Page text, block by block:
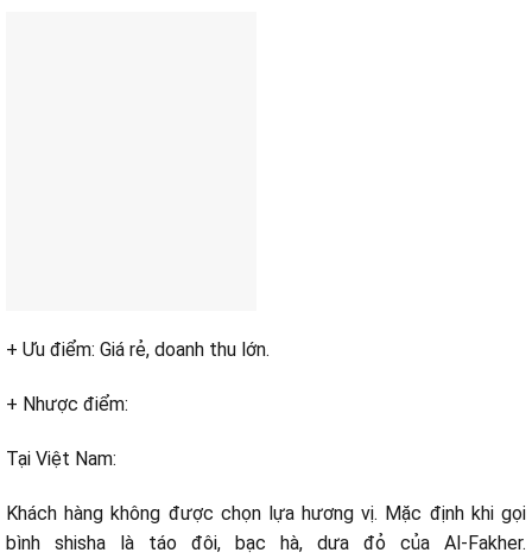
+ Ưu điểm: Giá rẻ, doanh thu lớn.
+ Nhược điểm:
Tại Việt Nam:
Khách hàngkhông được chọnlựa hương vị. Mặc định khigọi
bình shisha là táo đôi, bạc hà, dưa đỏ của Al-Fakher.